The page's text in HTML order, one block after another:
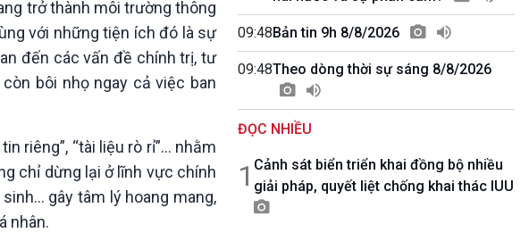
10 phút Sự kiện - Luận bàn
Câu chuyện thời sự
Dòng chảy sự kiện
Đối thoại
Chuyện đêm
trở thành môi trường thông
với những tiện ích đó là sự
đến các vấn đề chính trị, tư
bôi nhọ ngay cả việc ban
riêng”, “tài liệu rò rỉ”… nhằm
chỉ dừng lại ở lĩnh vực chính
gây tâm lý hoang mang,
nhân.
09:48Bản tin 9h 8/8/2026
09:48Theo dòng thời sự sáng 8/8/2026
ĐỌC NHIỀU
1 Cảnh sát biển triển khai đồng bộ nhiều
giải pháp, quyết liệt chống khai thác IUU